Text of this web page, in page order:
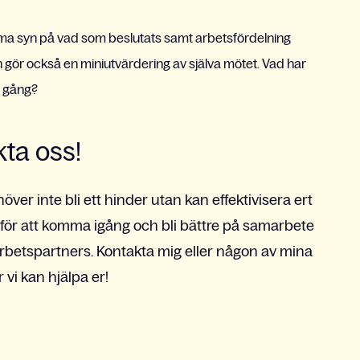
syn på vad som beslutats samt arbetsfördelning
också en miniutvärdering av själva mötet. Vad har
oss!
inte bli ett hinder utan kan effektivisera ert
att komma igång och bli bättre på samarbete
Kontakta mig eller någon av mina
vi kan hjälpa er!